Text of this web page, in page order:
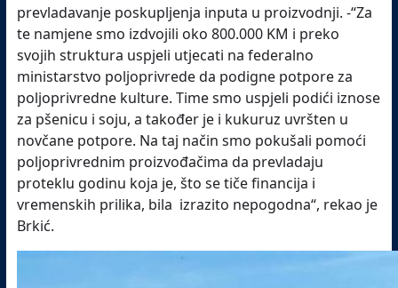
prevladavanje poskupljenja inputa u proizvodnji. -“Za
te namjene smo izdvojili oko 800.000 KM i preko
svojih struktura uspjeli utjecati na federalno
ministarstvo poljoprivrede da podigne potpore za
poljoprivredne kulture. Time smo uspjeli podići iznose
za pšenicu i soju, a također je i kukuruz uvršten u
novčane potpore. Na taj način smo pokušali pomoći
poljoprivrednim proizvođačima da prevladaju
proteklu godinu koja je, što se tiče financija i
vremenskih prilika, bila izrazito nepogodna“, rekao je
Brkić.